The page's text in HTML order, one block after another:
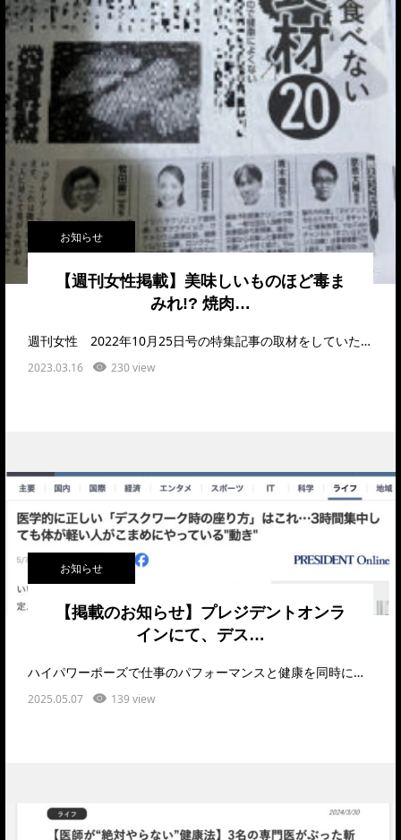
お知らせ
【週刊女性掲載】美味しいものほど毒ま
みれ!? 焼肉…
週刊女性 2022年10月25日号の特集記事の取材をしていただきました。記事内容はこちら…
2023.03.16 230 view
お知らせ
【掲載のお知らせ】プレジデントオンラ
インにて、デス…
ハイパワーポーズで仕事のパフォーマンスと健康を同時に高める方法をご紹介しています2024年5月7…
2025.05.07 139 view